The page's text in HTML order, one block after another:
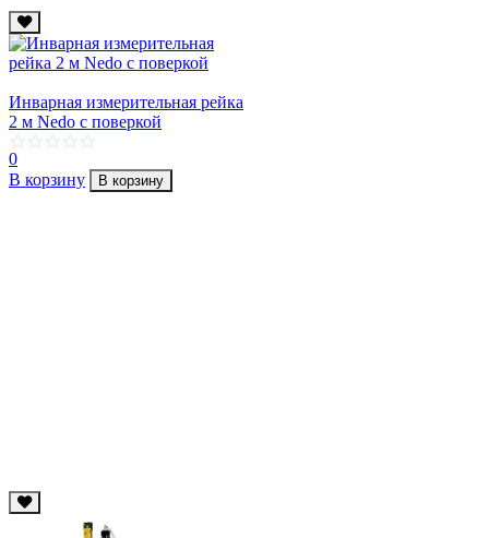
Инварная измерительная рейка
2 м Nedo с поверкой
0
В корзину
В корзину